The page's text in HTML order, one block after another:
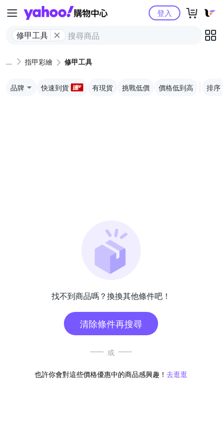
Yahoo購物中心
修甲工具
登入
指甲彩繪 修甲工具
品牌 快速到貨 有現貨 挑戰低價 價格低到高 排序
找不到商品嗎？換換其他條件吧！
清除條件再搜尋
或
也許你會對這些價格優惠中的商品感興趣！ 去逛逛